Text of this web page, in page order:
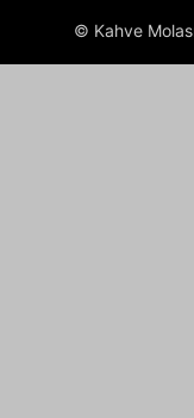
© Kahve